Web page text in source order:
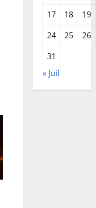
17
18
19
24
25
26
31
« Juil